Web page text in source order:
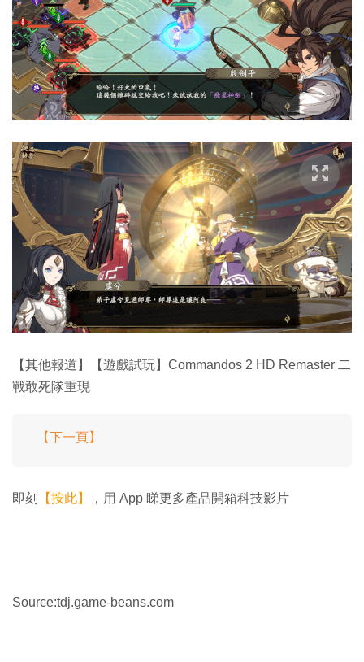
【其他報道】【遊戲試玩】Commandos 2 HD Remaster 二
戰敢死隊重現
【下一頁】
即刻 【按此】 ，用 App 睇更多產品開箱科技影片
Source:tdj.game-beans.com